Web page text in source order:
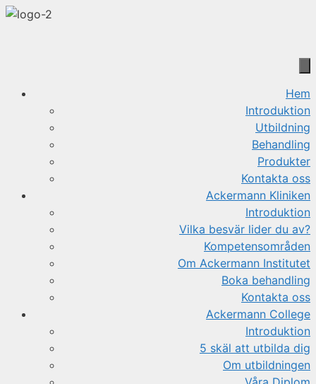
Hoppa
Hem
Introduktion
Utbildning
Behandling
Produkter
Kontakta oss
Ackermann Kliniken
Introduktion
Vilka besvär lider du av?
Kompetensområden
Om Ackermann Institutet
Boka behandling
Kontakta oss
Ackermann College
Introduktion
5 skäl att utbilda dig
Om utbildningen